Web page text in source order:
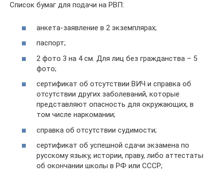
Список бумаг для подачи на РВП:
анкета-заявление в 2 экземплярах;
паспорт;
2 фото 3 на 4 см. Для лиц без гражданства – 5
фото;
сертификат об отсутствии ВИЧ и справка об
отсутствии других заболеваний, которые
представляют опасность для окружающих, в
том числе наркомании;
справка об отсутствии судимости;
сертификат об успешной сдачи экзамена по
русскому языку, истории, праву, либо аттестаты
об окончании школы в РФ или СССР;